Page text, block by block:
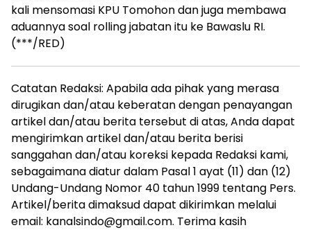
kali mensomasi KPU Tomohon dan juga membawa
aduannya soal rolling jabatan itu ke Bawaslu RI.
(***/RED)
Catatan Redaksi: Apabila ada pihak yang merasa
dirugikan dan/atau keberatan dengan penayangan
artikel dan/atau berita tersebut di atas, Anda dapat
mengirimkan artikel dan/atau berita berisi
sanggahan dan/atau koreksi kepada Redaksi kami,
sebagaimana diatur dalam Pasal 1 ayat (11) dan (12)
Undang-Undang Nomor 40 tahun 1999 tentang Pers.
Artikel/berita dimaksud dapat dikirimkan melalui
email: kanalsindo@gmail.com. Terima kasih